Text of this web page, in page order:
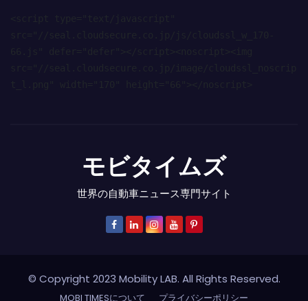
モビタイムズ
世界の自動車ニュース専門サイト
© Copyright 2023 Mobility LAB. All Rights Reserved.
MOBI TIMESについて プライバシーポリシー